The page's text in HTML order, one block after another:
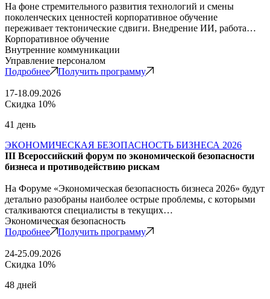
На фоне стремительного развития технологий и смены
поколенческих ценностей корпоративное обучение
переживает тектонические сдвиги. Внедрение ИИ, работа…
Корпоративное обучение
Внутренние коммуникации
Управление персоналом
Подробнее
Получить программу
17-18.09.2026
Скидка 10%
41 день
ЭКОНОМИЧЕСКАЯ БЕЗОПАСНОСТЬ БИЗНЕСА 2026
III Всероссийский форум по экономической безопасности
бизнеса и противодействию рискам
На Форуме «Экономическая безопасность бизнеса 2026» будут
детально разобраны наиболее острые проблемы, с которыми
сталкиваются специалисты в текущих…
Экономическая безопасность
Подробнее
Получить программу
24-25.09.2026
Скидка 10%
48 дней